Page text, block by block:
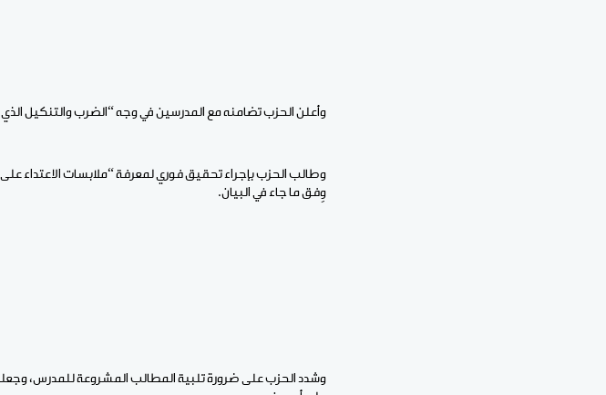
وأعلن الحزب تضامنه مع المدرسين في وجه “الضرب والتنكيل
وطالب الحزب بإجراء تحقيق فوري لمعرفة “ملابسات الاعتداء
وِفق ما جاء في البيان.
وشدد الحزب على ضرورة تلبية المطالب المشروعة للمدرس،